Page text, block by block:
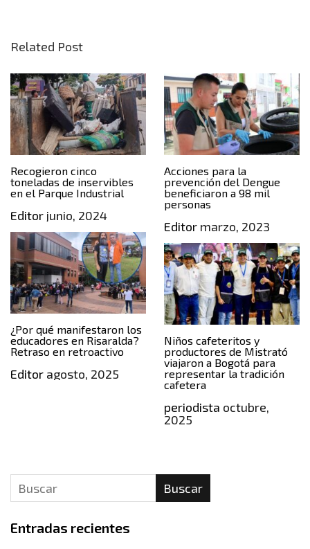
Related Post
Recogieron cinco
toneladas de inservibles
en el Parque Industrial
Editor junio, 2024
Acciones para la
prevención del Dengue
beneficiaron a 98 mil
personas
Editormarzo, 2023
¿Por qué manifestaron los
educadores en Risaralda?
Retraso en retroactivo
Editor agosto, 2025
Niños cafeteritos y
productores de Mistrató
viajaron a Bogotá para
representar la tradición
cafetera
periodista octubre,
2025
Buscar
Entradas recientes